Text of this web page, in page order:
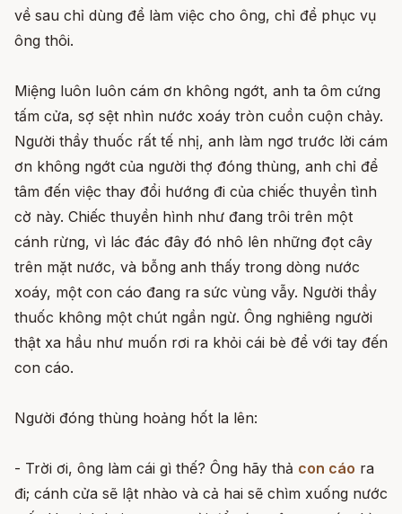
về sau chỉ dùng để làm việc cho ông, chỉ để phục vụ
ông thôi.
Miệng luôn luôn cám ơn không ngớt, anh ta ôm cứng
tấm cửa, sợ sệt nhìn nước xoáy tròn cuồn cuộn chảy.
Người thầy thuốc rất tế nhị, anh làm ngơ trước lời cám
ơn không ngớt của người thợ đóng thùng, anh chỉ để
tâm đến việc thay đổi hướng đi của chiếc thuyền tình
cờ này. Chiếc thuyền hình như đang trôi trên một
cánh rừng, vì lác đác đây đó nhô lên những đọt cây
trên mặt nước, và bỗng anh thấy trong dòng nước
xoáy, một con cáo đang ra sức vùng vẫy. Người thầy
thuốc không một chút ngần ngừ. Ông nghiêng người
thật xa hầu như muốn rơi ra khỏi cái bè để với tay đến
con cáo.
Người đóng thùng hoảng hốt la lên:
- Trời ơi, ông làm cái gì thế? Ông hãy thả con cáo ra
đi; cánh cửa sẽ lật nhào và cả hai sẽ chìm xuống nước